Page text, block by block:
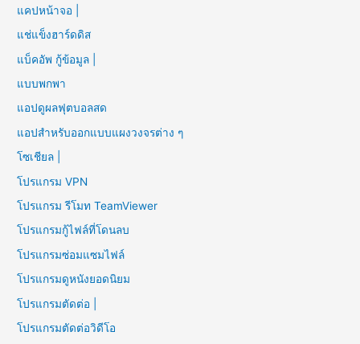
แคปหน้าจอ |
แช่แข็งฮาร์ดดิส
แบ็คอัพ กู้ข้อมูล |
แบบพกพา
แอปดูผลฟุตบอลสด
แอปสำหรับออกแบบแผงวงจรต่าง ๆ
โซเชียล |
โปรแกรม VPN
โปรแกรม รีโมท TeamViewer
โปรแกรมกู้ไฟล์ที่โดนลบ
โปรแกรมซ่อมแซมไฟล์
โปรแกรมดูหนังยอดนิยม
โปรแกรมตัดต่อ |
โปรแกรมตัดต่อวิดีโอ